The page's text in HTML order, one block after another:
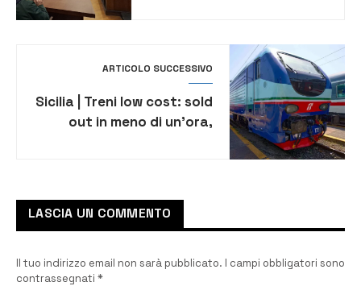
ARTICOLO SUCCESSIVO
Sicilia | Treni low cost: sold
out in meno di un’ora,
LASCIA UN COMMENTO
Il tuo indirizzo email non sarà pubblicato. I campi obbligatori sono
contrassegnati *